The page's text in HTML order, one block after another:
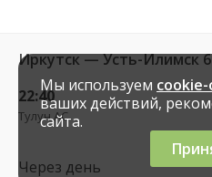
Иркутск — Усть-Илимск
22:40
Тулун АС
Через день
Мы используем
ваших действий,
сайта.